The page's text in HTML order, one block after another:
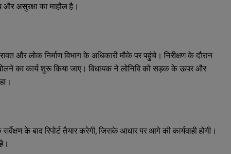
असुरक्षा का माहौल है।
और लोक निर्माण विभाग के अधिकारी मौके पर पहुंचे। निरीक्षण के दौरान
का कार्य शुरू किया जाए। विधायक ने लोनिवि को सड़क के ऊपर और
के बाद रिपोर्ट तैयार करेगी, जिसके आधार पर आगे की कार्यवाही होगी।